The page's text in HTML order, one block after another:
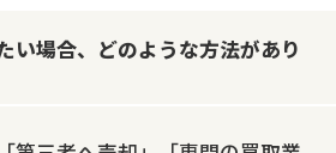
い場合、どのような方法があり